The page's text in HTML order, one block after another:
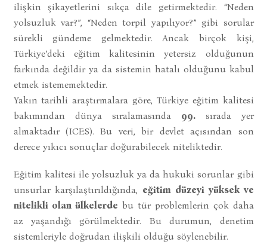
ilişkin şikayetlerini sıkça dile getirmektedir. “Neden
yolsuzluk var?”, “Neden torpil yapılıyor?” gibi sorular
sürekli gündeme gelmektedir. Ancak birçok kişi,
Türkiye’deki eğitim kalitesinin yetersiz olduğunun
farkında değildir ya da sistemin hatalı olduğunu kabul
etmek istememektedir.
Yakın tarihli araştırmalara göre, Türkiye eğitim kalitesi
bakımından dünya sıralamasında 99.sırada yer
almaktadır (ICES). Bu veri, bir devlet açısından son
derece yıkıcı sonuçlar doğurabilecek niteliktedir.
Eğitim kalitesi ile yolsuzluk ya da hukuki sorunlar gibi
unsurlar karşılaştırıldığında, eğitim düzeyi yüksek ve
nitelikli olan ülkelerde bu tür problemlerin çok daha
az yaşandığı görülmektedir. Bu durumun, denetim
sistemleriyle doğrudan ilişkili olduğu söylenebilir.